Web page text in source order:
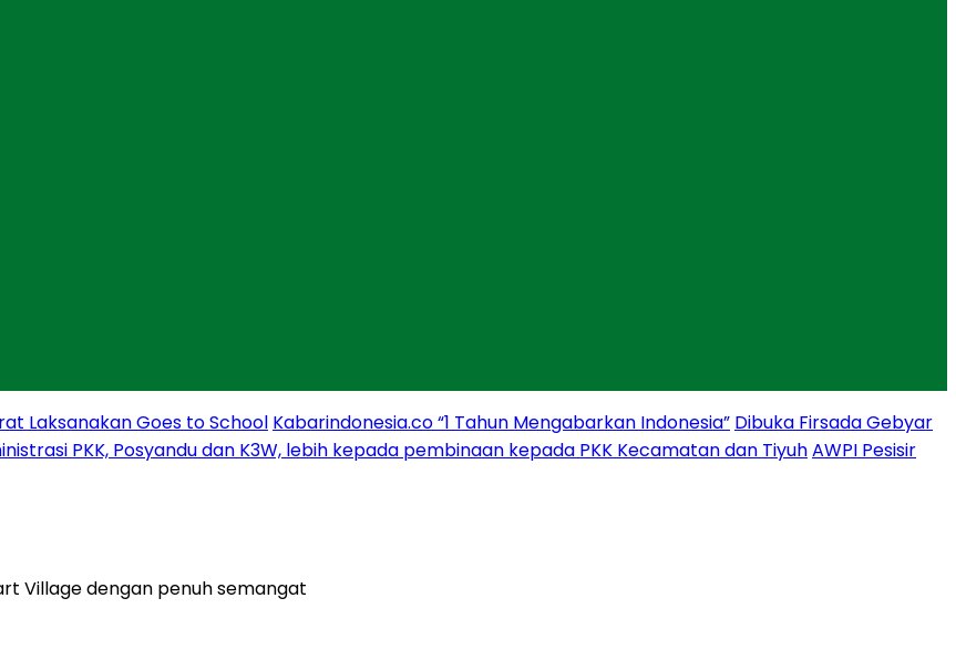
Laksanakan Goes to School Kabarindonesia.co “1 Tahun Mengabarkan Indonesia” Dibuka Firsada Gebyar
PKK, Posyandu dan K3W, lebih kepada pembinaan kepada PKK Kecamatan dan TiyuhAWPI Pesisir